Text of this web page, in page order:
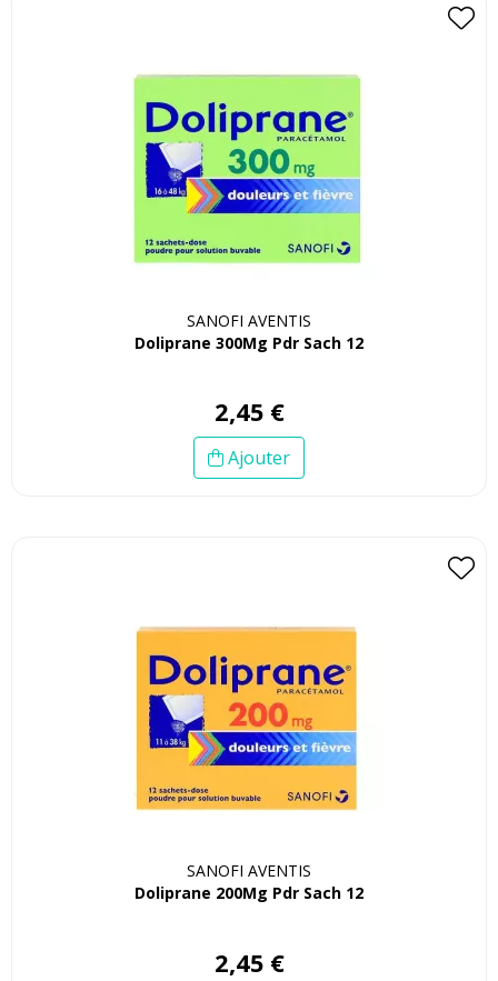
SANOFI AVENTIS
Doliprane 300Mg Pdr Sach 12
2,45 €
Ajouter
SANOFI AVENTIS
Doliprane 200Mg Pdr Sach 12
2,45 €